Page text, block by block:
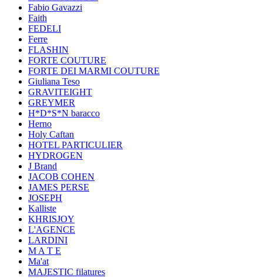
Fabio Gavazzi
Faith
FEDELI
Ferre
FLASHIN
FORTE COUTURE
FORTE DEI MARMI COUTURE
Giuliana Teso
GRAVITEIGHT
GREYMER
H*D*S*N baracco
Herno
Holy Caftan
HOTEL PARTICULIER
HYDROGEN
J Brand
JACOB COHEN
JAMES PERSE
JOSEPH
Kalliste
KHRISJOY
L'AGENCE
LARDINI
M A T E
Ma'at
MAJESTIC filatures